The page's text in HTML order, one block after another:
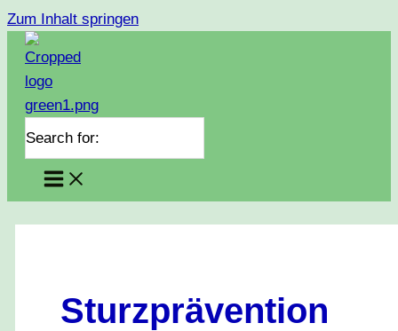
Zum Inhalt springen
Search for:
Sturzprävention